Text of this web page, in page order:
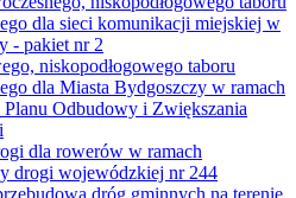
dla sieci komunikacji miejskiej w
- pakiet nr 2
niskopodłogowego taboru
dla Miasta Bydgoszczy w ramach
Odbudowy i Zwiększania
dla rowerów w ramach
drogi wojewódzkiej nr 244
dróg gminnych na terenie